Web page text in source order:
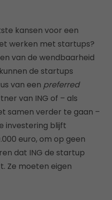
kansen voor een
werken met startups?
van de wendbaarheid
de startups
van een preferred
van ING of – als
samen verder te gaan –
investering blijft
euro, om op geen
dat ING de startup
Ze moeten eigen